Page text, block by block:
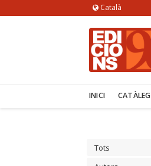
Català
INICI CATÀLEG
Tots